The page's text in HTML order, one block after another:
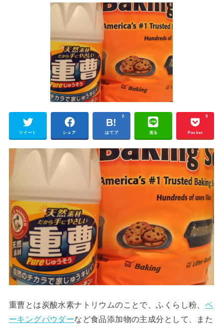
ツイート シェア はてブ
2
送る Pocket
5
重曹とは炭酸水素ナトリウムのことで、ふくらし粉、 ベ
ーキングパウダーなど食品添加物の主成分として、また